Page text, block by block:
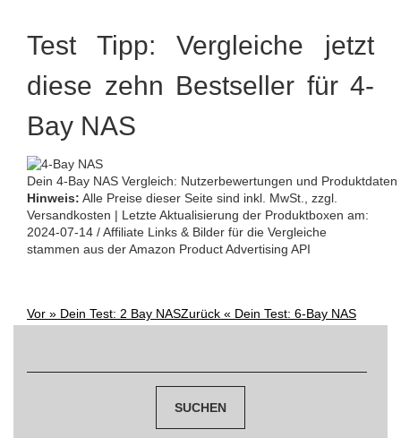
Test Tipp: Vergleiche jetzt
diese zehn Bestseller für 4-
Bay NAS
Dein 4-Bay NAS Vergleich: Nutzerbewertungen und
Hinweis: Alle Preise dieser Seite sind inkl. MwSt., zzgl.
Versandkosten | Letzte Aktualisierung der Produktboxen am:
2024-07-14 / Affiliate Links & Bilder für die Vergleiche
stammen aus der Amazon Product Advertising API
Post
Vor » Dein Test: 2 Bay NASZurück « Dein Test: 6-Bay NAS